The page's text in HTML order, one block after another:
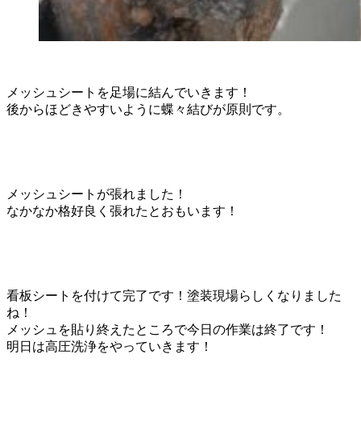
メッシュシートを足場に結んでいきます！
後からほどきやすいように蝶々結びが原則です。
メッシュシートが張れました！
なかなか格好良く張れたとおもいます！
看板シートを付けて完了です！塗装現場らしくなりました
ね！
メッシュを貼り終えたところで今日の作業は終了です！
明日は高圧洗浄をやっていきます！